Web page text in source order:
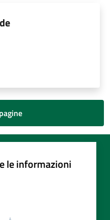
le informazioni